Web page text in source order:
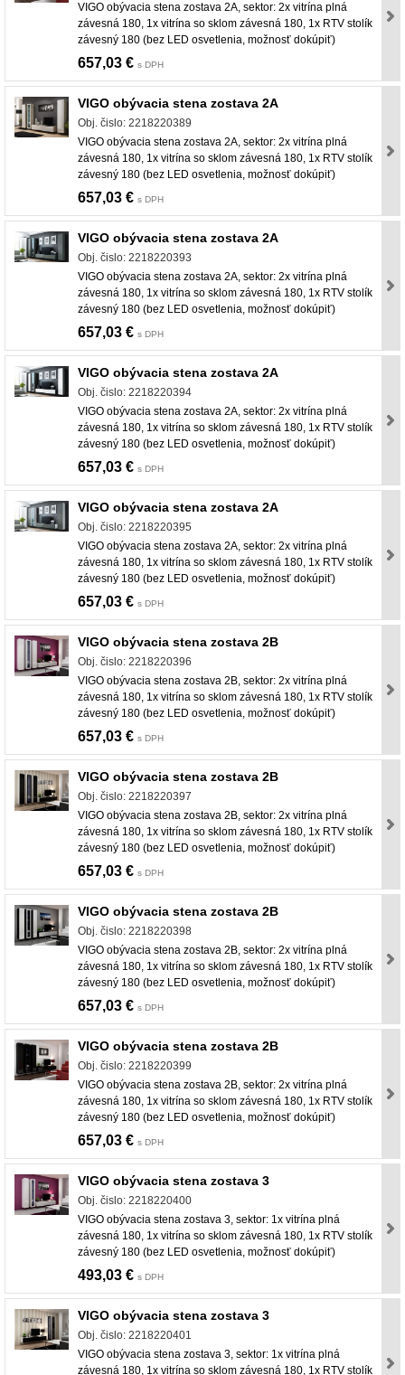
VIGO obývacia stena zostava 2A, sektor: 2x vitrína plná
závesná 180, 1x vitrína so sklom závesná 180, 1x RTV stolík
závesný 180 (bez LED osvetlenia, možnosť dokúpiť)
657,03 € s DPH
VIGO obývacia stena zostava 2A
Obj. čislo: 2218220389
VIGO obývacia stena zostava 2A, sektor: 2x vitrína plná
závesná 180, 1x vitrína so sklom závesná 180, 1x RTV stolík
závesný 180 (bez LED osvetlenia, možnosť dokúpiť)
657,03 € s DPH
VIGO obývacia stena zostava 2A
Obj. čislo: 2218220393
VIGO obývacia stena zostava 2A, sektor: 2x vitrína plná
závesná 180, 1x vitrína so sklom závesná 180, 1x RTV stolík
závesný 180 (bez LED osvetlenia, možnosť dokúpiť)
657,03 € s DPH
VIGO obývacia stena zostava 2A
Obj. čislo: 2218220394
VIGO obývacia stena zostava 2A, sektor: 2x vitrína plná
závesná 180, 1x vitrína so sklom závesná 180, 1x RTV stolík
závesný 180 (bez LED osvetlenia, možnosť dokúpiť)
657,03 € s DPH
VIGO obývacia stena zostava 2A
Obj. čislo: 2218220395
VIGO obývacia stena zostava 2A, sektor: 2x vitrína plná
závesná 180, 1x vitrína so sklom závesná 180, 1x RTV stolík
závesný 180 (bez LED osvetlenia, možnosť dokúpiť)
657,03 € s DPH
VIGO obývacia stena zostava 2B
Obj. čislo: 2218220396
VIGO obývacia stena zostava 2B, sektor: 2x vitrína plná
závesná 180, 1x vitrína so sklom závesná 180, 1x RTV stolík
závesný 180 (bez LED osvetlenia, možnosť dokúpiť)
657,03 € s DPH
VIGO obývacia stena zostava 2B
Obj. čislo: 2218220397
VIGO obývacia stena zostava 2B, sektor: 2x vitrína plná
závesná 180, 1x vitrína so sklom závesná 180, 1x RTV stolík
závesný 180 (bez LED osvetlenia, možnosť dokúpiť)
657,03 € s DPH
VIGO obývacia stena zostava 2B
Obj. čislo: 2218220398
VIGO obývacia stena zostava 2B, sektor: 2x vitrína plná
závesná 180, 1x vitrína so sklom závesná 180, 1x RTV stolík
závesný 180 (bez LED osvetlenia, možnosť dokúpiť)
657,03 € s DPH
VIGO obývacia stena zostava 2B
Obj. čislo: 2218220399
VIGO obývacia stena zostava 2B, sektor: 2x vitrína plná
závesná 180, 1x vitrína so sklom závesná 180, 1x RTV stolík
závesný 180 (bez LED osvetlenia, možnosť dokúpiť)
657,03 € s DPH
VIGO obývacia stena zostava 3
Obj. čislo: 2218220400
VIGO obývacia stena zostava 3, sektor: 1x vitrína plná
závesná 180, 1x vitrína so sklom závesná 180, 1x RTV stolík
závesný 180 (bez LED osvetlenia, možnosť dokúpiť)
493,03 € s DPH
VIGO obývacia stena zostava 3
Obj. čislo: 2218220401
VIGO obývacia stena zostava 3, sektor: 1x vitrína plná
závesná 180, 1x vitrína so sklom závesná 180, 1x RTV stolík